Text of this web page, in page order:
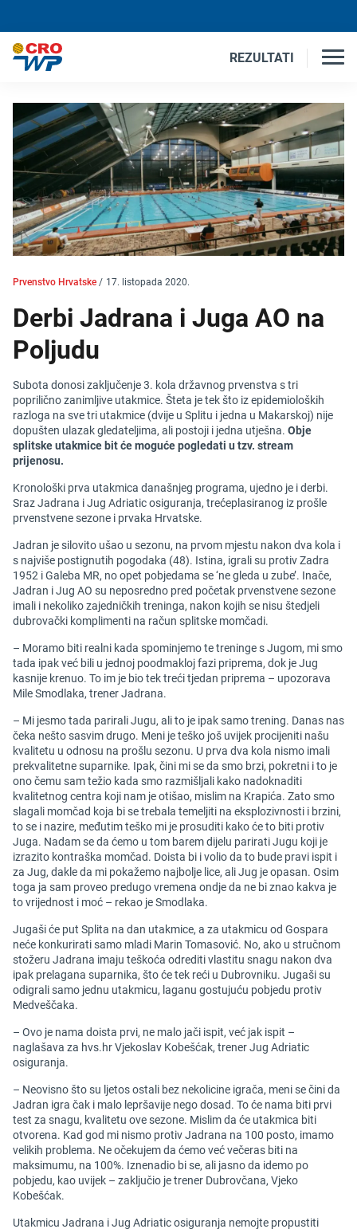
REZULTATI
Prvenstvo Hrvatske / 17. listopada 2020.
Derbi Jadrana i Juga AO na
Poljudu
Subota donosi zaključenje 3. kola državnog prvenstva s tri
poprilično zanimljive utakmice. Šteta je tek što iz epidemioloških
razloga na sve tri utakmice (dvije u Splitu i jedna u Makarskoj) nije
dopušten ulazak gledateljima, ali postoji i jedna utješna. Obje
splitske utakmice bit će moguće pogledati u tzv. stream
prijenosu.
Kronološki prva utakmica današnjeg programa, ujedno je i derbi.
Sraz Jadrana i Jug Adriatic osiguranja, trećeplasiranog iz prošle
prvenstvene sezone i prvaka Hrvatske.
Jadran je silovito ušao u sezonu, na prvom mjestu nakon dva kola i
s najviše postignutih pogodaka (48). Istina, igrali su protiv Zadra
1952 i Galeba MR, no opet pobjedama se ‘ne gleda u zube’. Inače,
Jadran i Jug AO su neposredno pred početak prvenstvene sezone
imali i nekoliko zajedničkih treninga, nakon kojih se nisu štedjeli
dubrovački komplimenti na račun splitske momčadi.
– Moramo biti realni kada spominjemo te treninge s Jugom, mi smo
tada ipak već bili u jednoj poodmakloj fazi priprema, dok je Jug
kasnije krenuo. To im je bio tek treći tjedan priprema – upozorava
Mile Smodlaka, trener Jadrana.
– Mi jesmo tada parirali Jugu, ali to je ipak samo trening. Danas nas
čeka nešto sasvim drugo. Meni je teško još uvijek procijeniti našu
kvalitetu u odnosu na prošlu sezonu. U prva dva kola nismo imali
prekvalitetne suparnike. Ipak, čini mi se da smo brzi, pokretni i to je
ono čemu sam težio kada smo razmišljali kako nadoknaditi
kvalitetnog centra koji nam je otišao, mislim na Krapića. Zato smo
slagali momčad koja bi se trebala temeljiti na eksplozivnosti i brzini,
to se i nazire, međutim teško mi je prosuditi kako će to biti protiv
Juga. Nadam se da ćemo u tom barem dijelu parirati Jugu koji je
izrazito kontraška momčad. Doista bi i volio da to bude pravi ispit i
za Jug, dakle da mi pokažemo najbolje lice, ali Jug je opasan. Osim
toga ja sam proveo predugo vremena ondje da ne bi znao kakva je
to vrijednost i moć – rekao je Smodlaka.
Jugaši će put Splita na dan utakmice, a za utakmicu od Gospara
neće konkurirati samo mladi Marin Tomasović. No, ako u stručnom
stožeru Jadrana imaju teškoća odrediti vlastitu snagu nakon dva
ipak prelagana suparnika, što će tek reći u Dubrovniku. Jugaši su
odigrali samo jednu utakmicu, laganu gostujuću pobjedu protiv
Medveščaka.
– Ovo je nama doista prvi, ne malo jači ispit, već jak ispit –
naglašava za hvs.hr Vjekoslav Kobešćak, trener Jug Adriatic
osiguranja.
– Neovisno što su ljetos ostali bez nekolicine igrača, meni se čini da
Jadran igra čak i malo lepršavije nego dosad. To će nama biti prvi
test za snagu, kvalitetu ove sezone. Mislim da će utakmica biti
otvorena. Kad god mi nismo protiv Jadrana na 100 posto, imamo
velikih problema. Ne očekujem da ćemo već večeras biti na
maksimumu, na 100%. Iznenadio bi se, ali jasno da idemo po
pobjedu, kao uvijek – zaključio je trener Dubrovčana, Vjeko
Kobešćak.
Utakmicu Jadrana i Jug Adriatic osiguranja nemojte propustiti